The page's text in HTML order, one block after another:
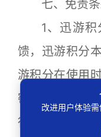
七、免责条
1、迅游积
馈，迅游积分
游积分在使用
密码验证为准
行证，如因用
改进用户体验